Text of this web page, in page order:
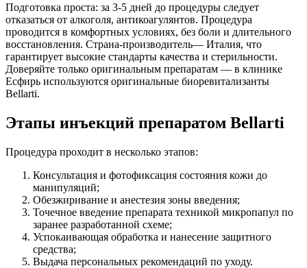
Подготовка проста: за 3-5 дней до процедуры следует
отказаться от алкоголя, антикоагулянтов. Процедура
проводится в комфортных условиях, без боли и длительного
восстановления. Страна-производитель— Италия, что
гарантирует высокие стандарты качества и стерильности.
Доверяйте только оригинальным препаратам — в клинике
Есфирь используются оригинальные биоревитализанты
Bellarti.
Этапы инъекций препаратом Bellarti
Процедура проходит в несколько этапов:
Консультация и фотофиксация состояния кожи до
манипуляций;
Обезжиривание и анестезия зоны введения;
Точечное введение препарата техникой микропапул по
заранее разработанной схеме;
Успокаивающая обработка и нанесение защитного
средства;
Выдача персональных рекомендаций по уходу.